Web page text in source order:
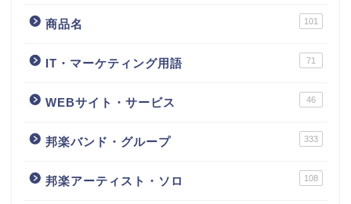
商品名 101
IT・マーケティング用語 71
WEBサイト・サービス 46
邦楽バンド・グループ 333
邦楽アーティスト・ソロ 108